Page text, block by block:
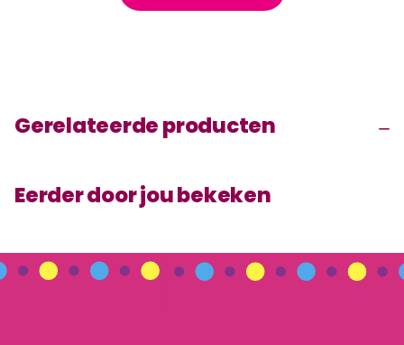
Gerelateerde producten
Eerder door jou bekeken